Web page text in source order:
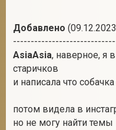
Добавлено
AsiaAsia, наверное, я
старичков
и написала что
потом видела в
но не могу найти темы